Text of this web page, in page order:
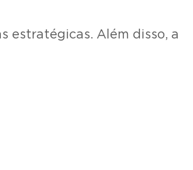
estratégicas. Além disso, a